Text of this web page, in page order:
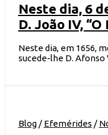
Neste dia, 6
D. João IV,
Neste dia, em 1656,
sucede-lhe D. Afonso
Blog/ Efemérides /